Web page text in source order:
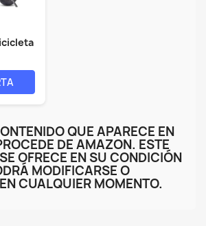
QUE APARECE EN
DE AMAZON. ESTE
OFRECE EN SU CONDICIÓN
MODIFICARSE O
CUALQUIER MOMENTO.